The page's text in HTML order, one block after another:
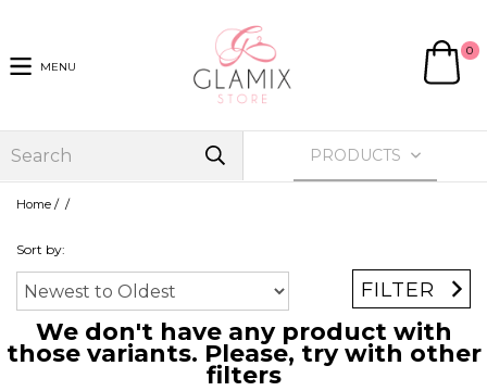
MENU
0
PRODUCTS
Home / /
Sort by:
FILTER
We don't have any product with
those variants. Please, try with other
filters